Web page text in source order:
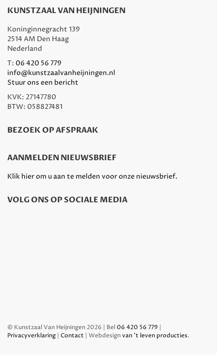
KUNSTZAAL VAN HEIJNINGEN
Koninginnegracht 139
2514 AM Den Haag
Nederland
T: 06 420 56 779
info@kunstzaalvanheijningen.nl
Stuur ons een bericht
KVK: 27147780
BTW: 058827481
BEZOEK OP AFSPRAAK
AANMELDEN NIEUWSBRIEF
Klik hier om u aan te melden voor onze nieuwsbrief.
VOLG ONS OP SOCIALE MEDIA
© Kunstzaal Van Heijningen 2026 | Bel 06 420 56 779 |
Privacyverklaring | Contact | Webdesignvan 't leven producties.